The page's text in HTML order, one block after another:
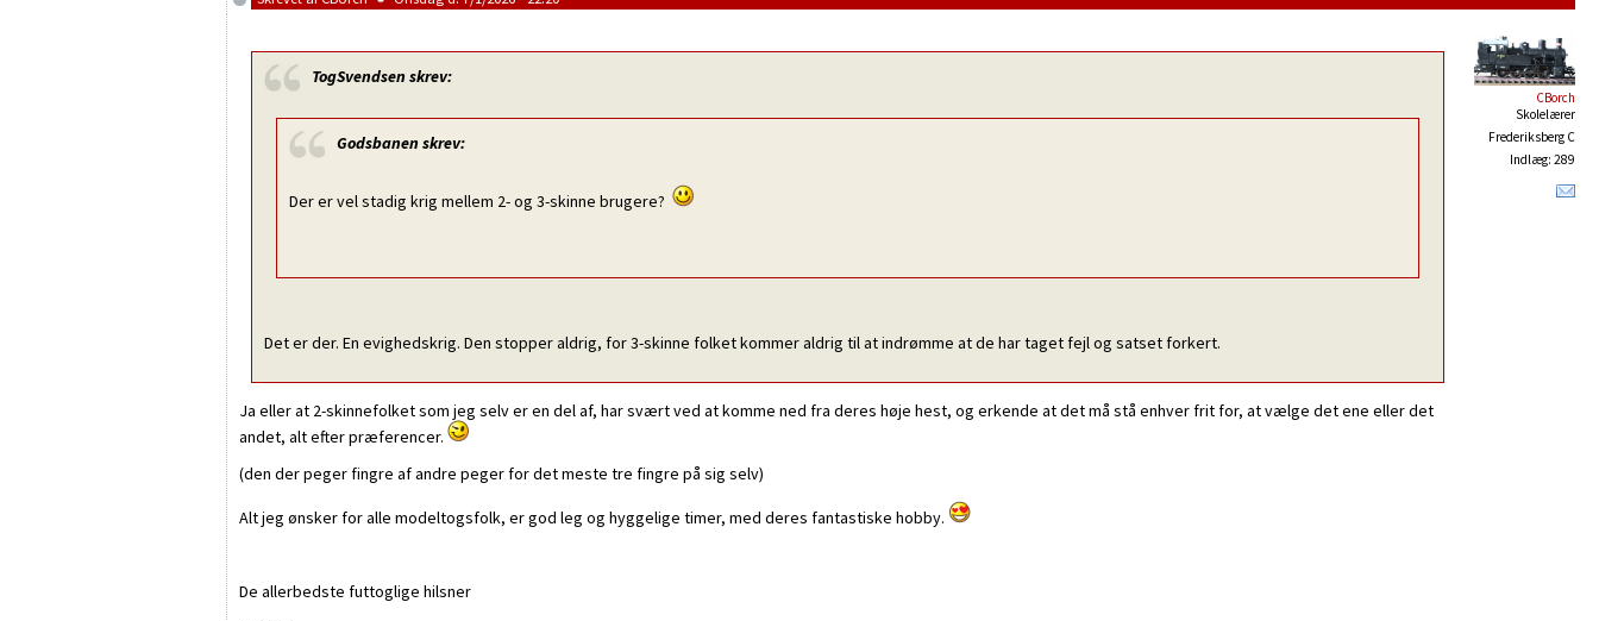
CBorch
Skolelærer
Frederiksberg C
Indlæg: 289
TogSvendsenskrev:
Godsbanenskrev:
Der er vel stadig krig mellem 2- og 3-skinne brugere?
Det er der. En evighedskrig. Den stopper aldrig, for 3-skinne folket kommer aldrig til at indrømme at de har taget fejl og satset forkert.
Ja eller at 2-skinnefolket som jeg selv er en del af, har svært ved at komme ned fra deres høje hest, og erkende at det må stå enhver frit for, at vælge det ene eller det
andet, alt efter præferencer.
(den der peger fingre af andre peger for det meste tre fingre på sig selv)
Alt jeg ønsker for alle modeltogsfolk, er god leg og hyggelige timer, med deres fantastiske hobby.
De allerbedste futtoglige hilsner